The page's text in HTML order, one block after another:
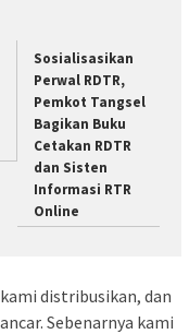
Sosialisasikan
Perwal RDTR,
Pemkot Tangsel
Bagikan Buku
Cetakan RDTR
dan Sisten
Informasi RTR
Online
distribusikan, dan
Sebenarnya kami